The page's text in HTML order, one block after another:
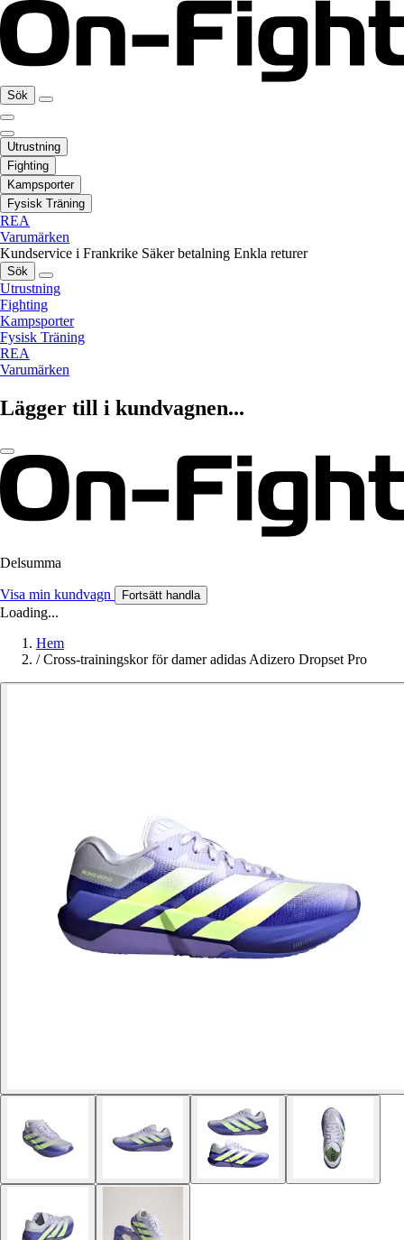
Sök
Utrustning
Fighting
Kampsporter
Fysisk Träning
REA
Varumärken
Kundservice i Frankrike Säker betalning Enkla returer
Sök
Utrustning
Fighting
Kampsporter
Fysisk Träning
REA
Varumärken
Lägger till i kundvagnen...
Delsumma
Visa min kundvagn Fortsätt handla
Loading...
Hem
/ Cross-trainingskor för damer adidas Adizero Dropset Pro